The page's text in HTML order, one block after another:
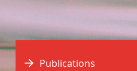
Publications